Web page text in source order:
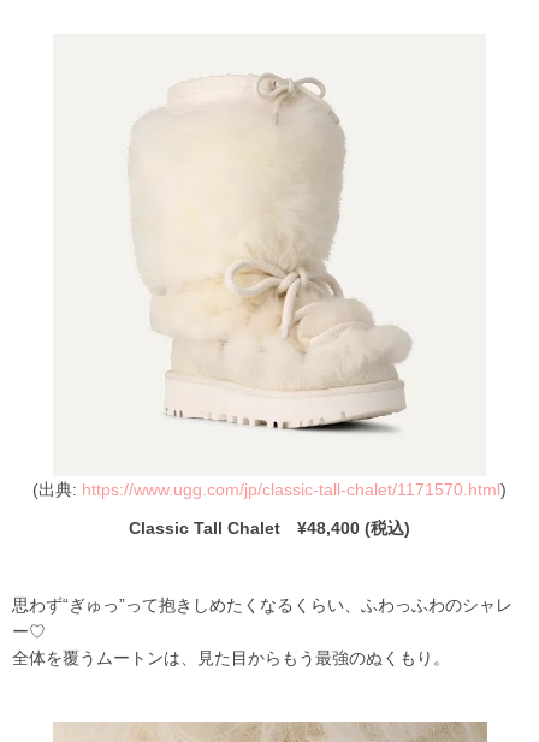
(出典: https://www.ugg.com/jp/classic-tall-chalet/1171570.html)
Classic Tall Chalet ¥48,400 (税込)
思わず“ぎゅっ”って抱きしめたくなるくらい、ふわっふわのシャレ
ー♡
全体を覆うムートンは、見た目からもう最強のぬくもり。